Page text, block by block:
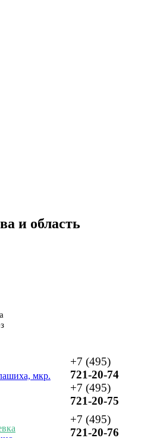
и область
мкр.
+7 (495)
721-20-74
+7 (495)
721-20-75
+7 (495)
721-20-76